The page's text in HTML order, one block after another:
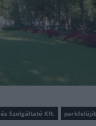
Szolgáltató Kft.